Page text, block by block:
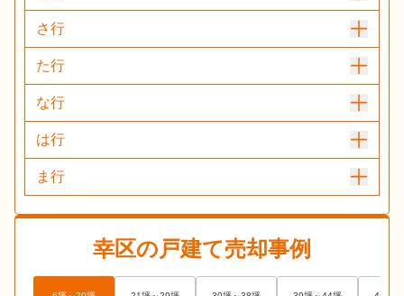
さ行
た行
な行
は行
ま行
幸区の戸建て売却事例